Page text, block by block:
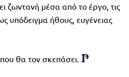
ζωντανή μέσα από το έργο, τις
υπόδειγμα ήθους, ευγένειας
θα τον σκεπάσει.